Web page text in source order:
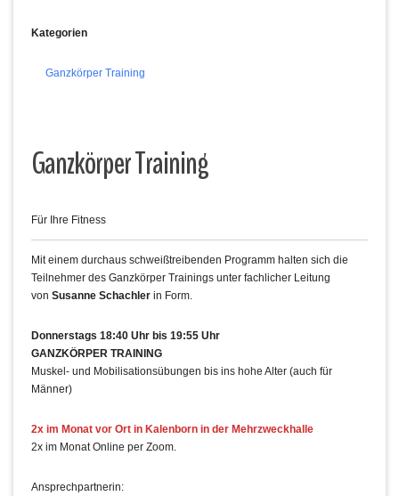
Kategorien
Ganzkörper Training
Ganzkörper Training
Für Ihre Fitness
Mit einem durchaus schweißtreibenden Programm halten sich die
Teilnehmer des Ganzkörper Trainings unter fachlicher Leitung
von Susanne Schachler in Form.
Donnerstags 18:40 Uhr bis 19:55 Uhr
GANZKÖRPER TRAINING
Muskel- und Mobilisationsübungen bis ins hohe Alter (auch für
Männer)
2x im Monat vor Ort in Kalenborn in der Mehrzweckhalle
2x im Monat Online per Zoom.
Ansprechpartnerin: